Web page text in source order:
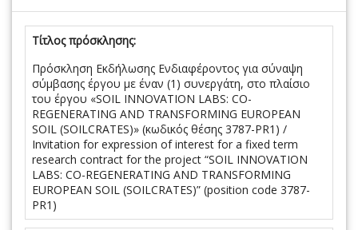
Τίτλος πρόσκλησης:
Πρόσκληση Εκδήλωσης Ενδιαφέροντος για σύναψη
σύμβασης έργου με έναν (1) συνεργάτη, στο πλαίσιο
του έργου «SOIL INNOVATION LABS: CO-
REGENERATING AND TRANSFORMING EUROPEAN
SOIL (SOILCRATES)» (κωδικός θέσης 3787-PR1) /
Invitation for expression of interest for a fixed term
research contract for the project “SOIL INNOVATION
LABS: CO-REGENERATING AND TRANSFORMING
EUROPEAN SOIL (SOILCRATES)” (position code 3787-
PR1)